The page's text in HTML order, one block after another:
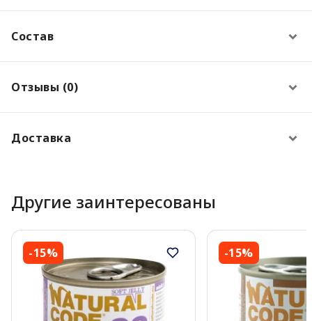
Состав
Отзывы (0)
Доставка
Другие заинтересованы
-15% -15%